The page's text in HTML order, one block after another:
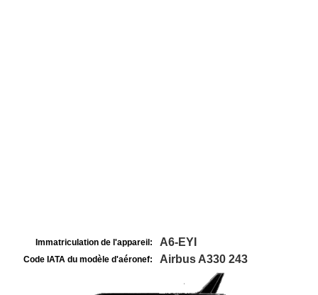
Immatriculation de l'appareil: A6-EYI
Code IATA du modèle d'aéronef: Airbus A330 243